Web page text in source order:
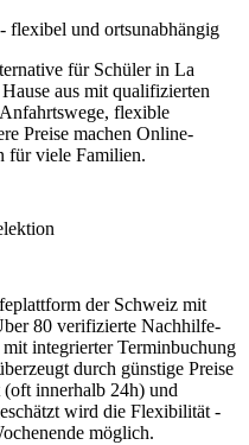
flexibel und ortsunabhängig
für Schüler in La
aus mit qualifizierten
flexible
Preise machen Online-
für viele Familien.
der Schweiz mit
80 verifizierte Nachhilfe-
integrierter Terminbuchung
durch günstige Preise
innerhalb 24h) und
wird die Flexibilität -
möglich.